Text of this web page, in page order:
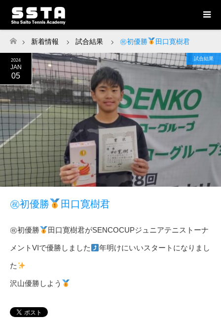
ホーム
新着情報 試合結果 ㊗初優勝 田口寛樹君
2024
JAN
05
試合結果
㊗初優勝 田口寛樹君
㊗初優勝 田口寛樹君がSENCOCUPジュニアテニストーナ
メントVIで優勝しました 年明けにいいスタートになりまし
た
沢山優勝しよう